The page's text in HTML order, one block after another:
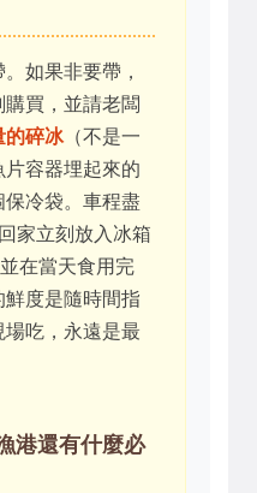
如果非要帶，
買，並請老闆
的碎冰（不是一
容器埋起來的
冷袋。車程盡
家立刻放入冰箱
在當天食用完
度是隨時間指
吃，永遠是最
港還有什麼必